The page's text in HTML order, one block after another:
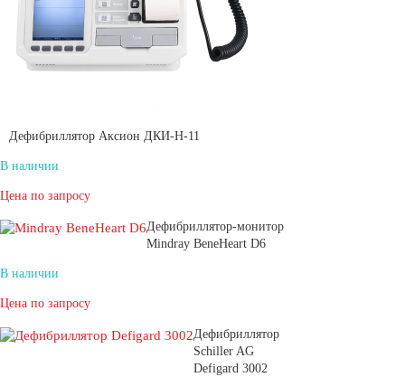
Дефибриллятор Аксион ДКИ-Н-11
В наличии
Цена по запросу
Дефибриллятор-монитор
Mindray BeneHeart D6
В наличии
Цена по запросу
Дефибриллятор
Schiller AG
Defigard 3002